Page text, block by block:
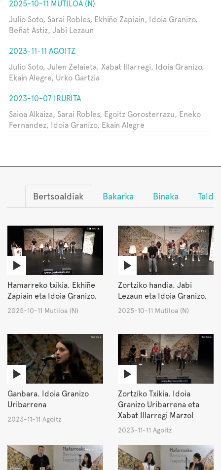
2025-10-11 MUTILOA (N)
Julio Soto, Sarai Robles, Ekhiñe Zapiain, Idoia Granizo,
Beñat Astiz, Jabi Lezaun
2023-11-11 AGOITZ
Julio Soto, Julen Zelaieta, Xabat Illarregi, Idoia Granizo,
Ekain Alegre, Urko Gartzia
2023-10-07 IRURITA
Saioa Alkaiza, Sarai Robles, Egoitz Gorosterrazu, Eneko
Fernandez, Idoia Granizo, Ekain Alegre
Bertsoaldiak Bakarka Binaka
Hamarreko txikia. Ekhiñe
Zapiain eta Idoia Granizo.
2025-10-11 Mutiloa (N)
Zortziko handia. Jabi
Lezaun eta Idoia Granizo.
2025-10-11 Mutiloa (N)
Ganbara. Idoia Granizo
Uribarrena
2023-11-11 Agoitz
Zortziko Txikia. Idoia
Granizo Uribarrena eta
Xabat Illarregi Marzol
2023-11-11 Agoitz